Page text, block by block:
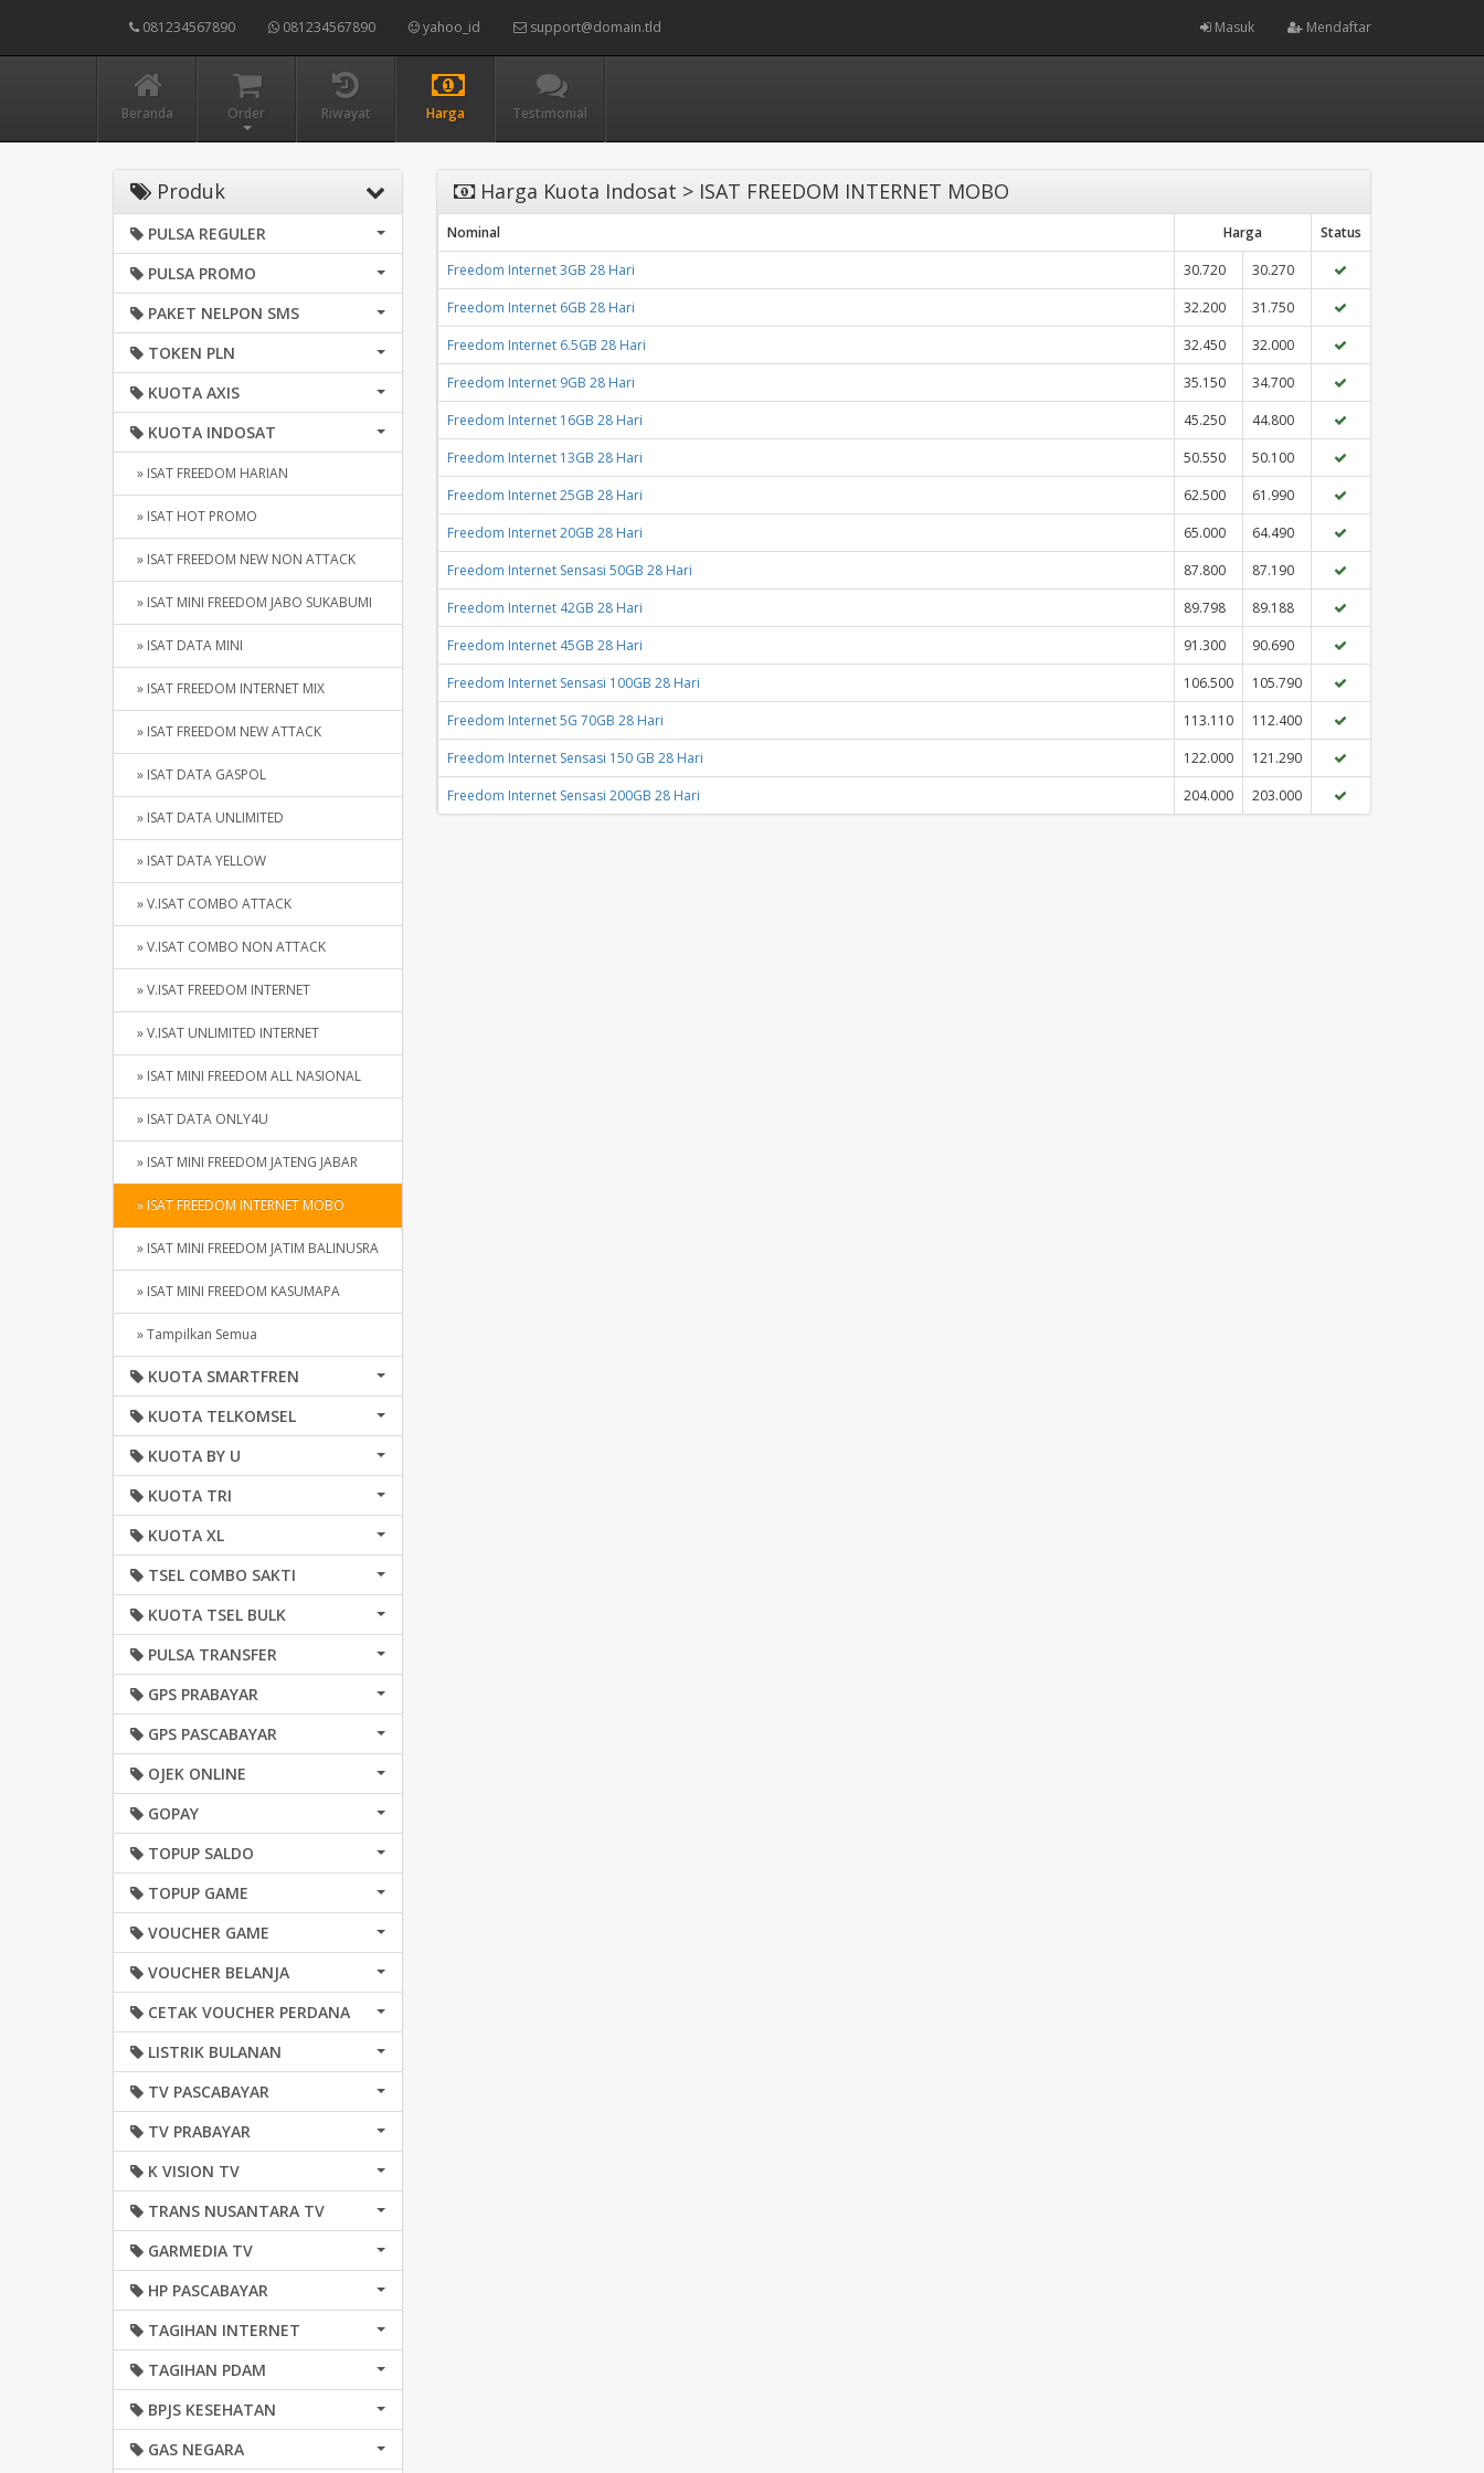
081234567890 081234567890 yahoo_id support@domain.tld Masuk Mendaftar
Beranda Order Riwayat Harga Testimonial
Produk
PULSA REGULER
PULSA PROMO
PAKET NELPON SMS
TOKEN PLN
KUOTA AXIS
KUOTA INDOSAT
» ISAT FREEDOM HARIAN
» ISAT HOT PROMO
» ISAT FREEDOM NEW NON ATTACK
» ISAT MINI FREEDOM JABO SUKABUMI
» ISAT DATA MINI
» ISAT FREEDOM INTERNET MIX
» ISAT FREEDOM NEW ATTACK
» ISAT DATA GASPOL
» ISAT DATA UNLIMITED
» ISAT DATA YELLOW
» V.ISAT COMBO ATTACK
» V.ISAT COMBO NON ATTACK
» V.ISAT FREEDOM INTERNET
» V.ISAT UNLIMITED INTERNET
» ISAT MINI FREEDOM ALL NASIONAL
» ISAT DATA ONLY4U
» ISAT MINI FREEDOM JATENG JABAR
» ISAT FREEDOM INTERNET MOBO
» ISAT MINI FREEDOM JATIM BALINUSRA
» ISAT MINI FREEDOM KASUMAPA
» Tampilkan Semua
KUOTA SMARTFREN
KUOTA TELKOMSEL
KUOTA BY U
KUOTA TRI
KUOTA XL
TSEL COMBO SAKTI
KUOTA TSEL BULK
PULSA TRANSFER
GPS PRABAYAR
GPS PASCABAYAR
OJEK ONLINE
GOPAY
TOPUP SALDO
TOPUP GAME
VOUCHER GAME
VOUCHER BELANJA
CETAK VOUCHER PERDANA
LISTRIK BULANAN
TV PASCABAYAR
TV PRABAYAR
K VISION TV
TRANS NUSANTARA TV
GARMEDIA TV
HP PASCABAYAR
TAGIHAN INTERNET
TAGIHAN PDAM
BPJS KESEHATAN
GAS NEGARA
Harga Kuota Indosat > ISAT FREEDOM INTERNET MOBO
Nominal Harga
Status
Freedom Internet 3GB 28 Hari
30.720
30.270
Freedom Internet 6GB 28 Hari
32.200
31.750
Freedom Internet 6.5GB 28 Hari
32.450
32.000
Freedom Internet 9GB 28 Hari
35.150
34.700
Freedom Internet 16GB 28 Hari
45.250
44.800
Freedom Internet 13GB 28 Hari
50.550
50.100
Freedom Internet 25GB 28 Hari
62.500
61.990
Freedom Internet 20GB 28 Hari
65.000
64.490
Freedom Internet Sensasi 50GB 28 Hari
87.800
87.190
Freedom Internet 42GB 28 Hari
89.798
89.188
Freedom Internet 45GB 28 Hari
91.300
90.690
Freedom Internet Sensasi 100GB 28 Hari
106.500
105.790
Freedom Internet 5G 70GB 28 Hari
113.110
112.400
Freedom Internet Sensasi 150 GB 28 Hari
122.000
121.290
Freedom Internet Sensasi 200GB 28 Hari
204.000 203.000